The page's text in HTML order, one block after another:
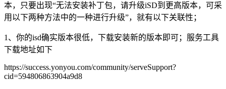
本，只要出现“无法安装补丁包，请升级iSD到更高版本，可采
用以下两种方法中的一种进行升级”，就有以下关联性；
1、你的isd确实版本很低，下载安装新的版本即可；服务工具
下载地址如下
https://success.yonyou.com/community/serveSupport?
cid=594806863904a9d8